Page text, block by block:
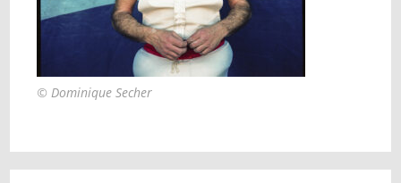
© Dominique Secher